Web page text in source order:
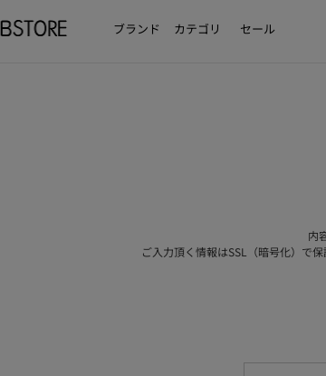
ブランド カテゴリ セール
内
ご入力頂く情報はSSL（暗号化）で